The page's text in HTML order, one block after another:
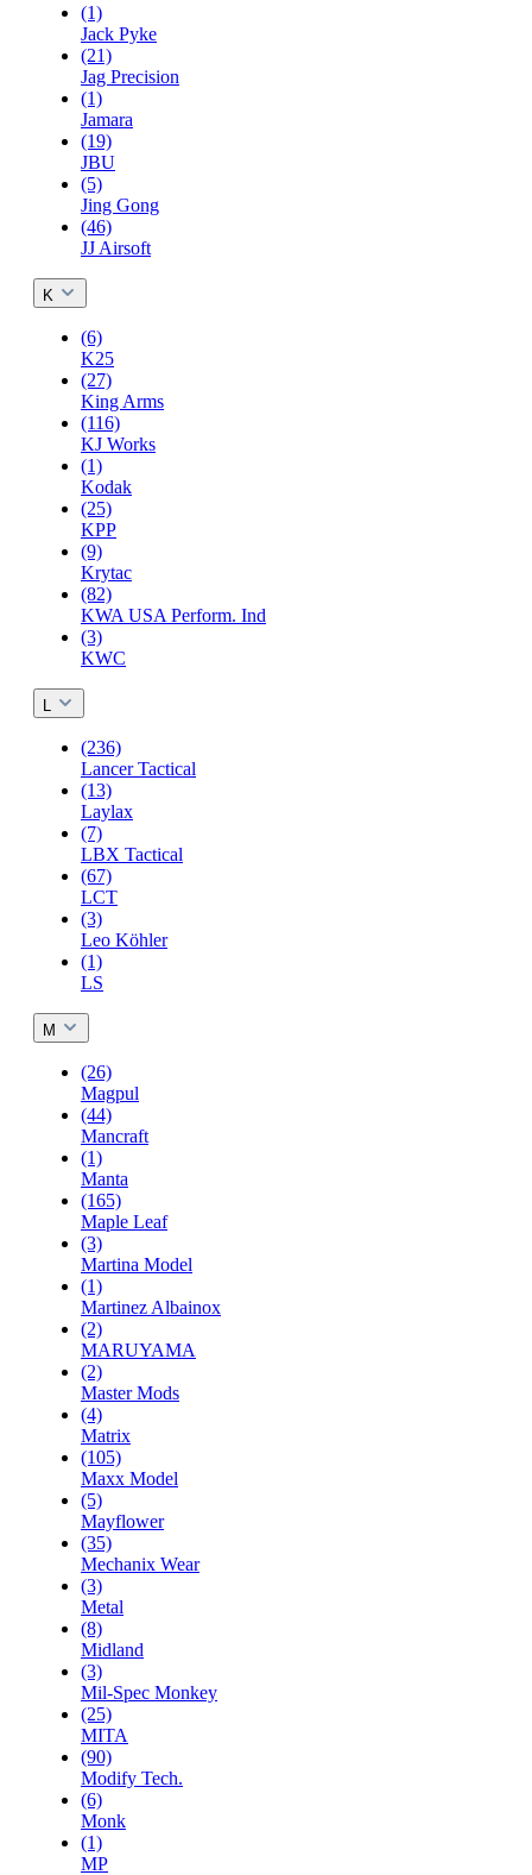
(1)
Jack Pyke
(21)
Jag Precision
(1)
Jamara
(19)
JBU
(5)
Jing Gong
(46)
JJ Airsoft
K
(6)
K25
(27)
King Arms
(116)
KJ Works
(1)
Kodak
(25)
KPP
(9)
Krytac
(82)
KWA USA Perform. Ind
(3)
KWC
L
(236)
Lancer Tactical
(13)
Laylax
(7)
LBX Tactical
(67)
LCT
(3)
Leo Köhler
(1)
LS
M
(26)
Magpul
(44)
Mancraft
(1)
Manta
(165)
Maple Leaf
(3)
Martina Model
(1)
Martinez Albainox
(2)
MARUYAMA
(2)
Master Mods
(4)
Matrix
(105)
Maxx Model
(5)
Mayflower
(35)
Mechanix Wear
(3)
Metal
(8)
Midland
(3)
Mil-Spec Monkey
(25)
MITA
(90)
Modify Tech.
(6)
Monk
(1)
MP